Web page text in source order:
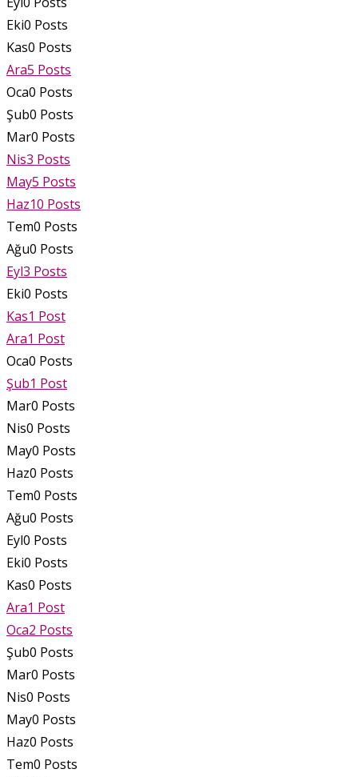
Eki0 Posts
Kas0 Posts
Ara5 Posts
Oca0 Posts
Şub0 Posts
Mar0 Posts
Nis3 Posts
May5 Posts
Haz10 Posts
Tem0 Posts
Ağu0 Posts
Eyl3 Posts
Eki0 Posts
Kas1 Post
Ara1 Post
Oca0 Posts
Şub1 Post
Mar0 Posts
Nis0 Posts
May0 Posts
Haz0 Posts
Tem0 Posts
Ağu0 Posts
Eyl0 Posts
Eki0 Posts
Kas0 Posts
Ara1 Post
Oca2 Posts
Şub0 Posts
Mar0 Posts
Nis0 Posts
May0 Posts
Haz0 Posts
Tem0 Posts